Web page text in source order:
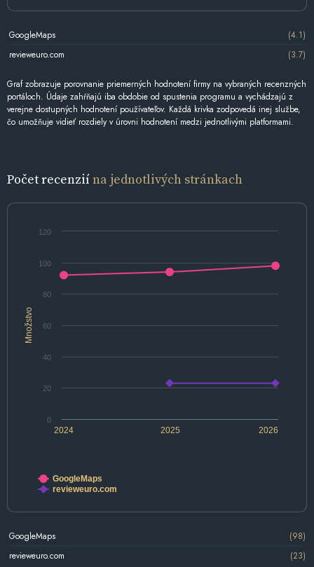
GoogleMaps
(4.1)
revieweuro.com
(3.7)
Graf zobrazuje porovnanie priemerných hodnotení firmy na vybraných recenzných
portáloch. Údaje zahŕňajú iba obdobie od spustenia programu a vychádzajú z
verejne dostupných hodnotení používateľov. Každá krivka zodpovedá inej službe,
čo umožňuje vidieť rozdiely v úrovni hodnotení medzi jednotlivými platformami.
Počet recenziína jednotlivých stránkach
Množstvo
2024 2025 2026
0
20
40
60
80
100
120
GoogleMaps
revieweuro.com
GoogleMaps
(98)
revieweuro.com
(23)